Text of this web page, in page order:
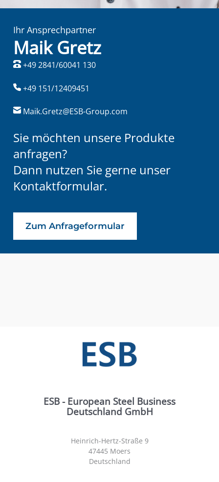
Ihr Ansprechpartner
Maik Gretz
+49 2841/60041 130
+49 151/12409451
Maik.Gretz@ESB-Group.com
Sie möchten unsere Produkte
anfragen?
Dann nutzen Sie gerne unser
Kontaktformular.
Zum Anfrageformular
ESB - European Steel Business
Deutschland GmbH
Heinrich-Hertz-Straße 9
47445 Moers
Deutschland